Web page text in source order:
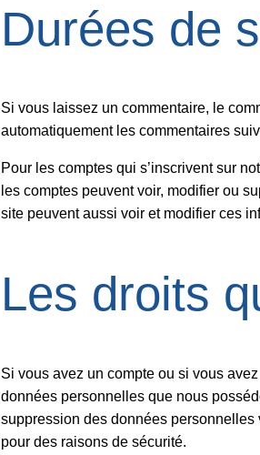
Durées de
Si vous laissez un commentaire, le
automatiquement les commentaires
Pour les comptes qui s’inscrivent sur
les comptes peuvent voir, modifier ou
site peuvent aussi voir et modifier ces
Les droits
Si vous avez un compte ou si vous
données personnelles que nous
suppression des données
pour des raisons de sécurité.